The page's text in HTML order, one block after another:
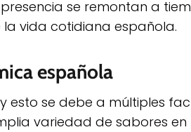
se remontan a
vida cotidiana española.
española
se debe a múltiples
variedad de sabores en